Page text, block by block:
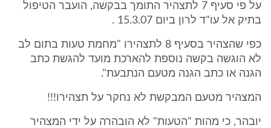
על פי סעיף 7 לתצהיר התומך בבקשה, הועבר הטיפול
בתיק אל עו"ד לרון ביום 15.3.07 .
כפי שהצהיר בסעיף 8 לתצהירו "מחמת טעות בתום לב
לא הוגשה בקשה נוספת להארכת מועד להגשת כתב
הגנה או כתב הגנה מטעם הנתבעת".
המצהיר מטעם המבקשת לא נחקר על תצהירו!!!
יובהר, כי מהות "הטעות" לא הובהרה על ידי המצהיר